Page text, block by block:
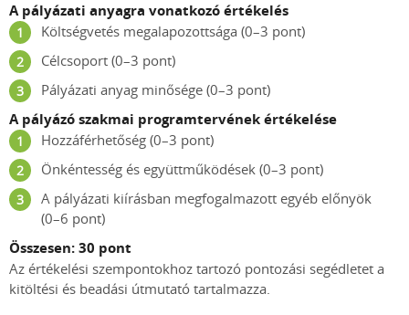
A pályázati anyagra vonatkozó értékelés
Költségvetés megalapozottsága (0–3 pont)
Célcsoport (0–3 pont)
Pályázati anyag minősége (0–3 pont)
A pályázó szakmai programtervének értékelése
Hozzáférhetőség (0–3 pont)
Önkéntesség és együttműködések (0–3 pont)
A pályázati kiírásban megfogalmazott egyéb előnyök
(0–6 pont)
Összesen: 30 pont
Az értékelési szempontokhoz tartozó pontozási segédletet a
kitöltési és beadási útmutató tartalmazza.